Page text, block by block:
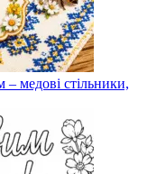
медові стільники,